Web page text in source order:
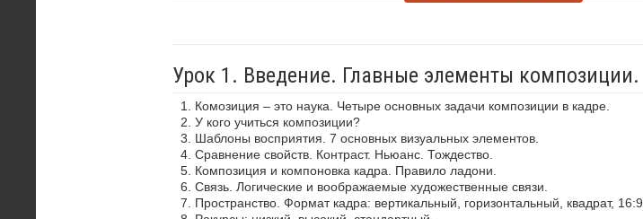
Урок 1. Введение. Главные элементы композиции.
Комозиция – это наука. Четыре основных задачи композиции в кадре.
У кого учиться композиции?
Шаблоны восприятия. 7 основных визуальных элементов.
Сравнение свойств. Контраст. Ньюанс. Тождество.
Композиция и компоновка кадра. Правило ладони.
Связь. Логические и воображаемые художественные связи.
Пространство. Формат кадра: вертикальный, горизонтальный, квадрат, 16:9.